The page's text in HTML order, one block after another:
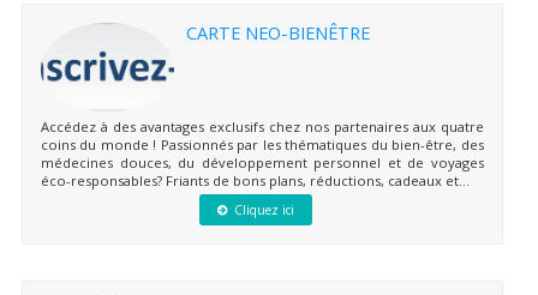
CARTE NEO-BIENÊTRE
Accédez à des avantages exclusifs chez nos partenaires aux quatre
coins du monde ! Passionnés par les thématiques du bien-être, des
médecines douces, du développement personnel et de voyages
éco-responsables? Friants de bons plans, réductions, cadeaux et...
Cliquez ici